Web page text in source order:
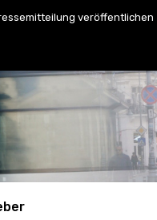
veröffentlichen